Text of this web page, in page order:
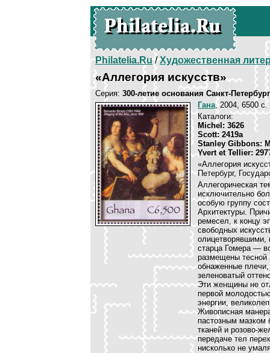
Philatelia.Ru/Художественная
«Аллегория искусств»
Серия: 300-летие основания Санкт-
Гана, 2004, 6500 c.
Каталоги:
Michel: 3626
Scott: 2419a
Stanley Gibbons:
Yvert et Tellier:
«Аллегория
Петербург,
Аллегорическая
исключительно
особую группу
Архитектуры.
ремесел, к концу
свободных
олицетворявшими,
старца Гомера —
размещены тесной
обнаженные
зеленоватый
Эти женщины не
первой
энергии,
Живописная
пастозным мазком
тканей и розово-
передаче тел
нисколько не